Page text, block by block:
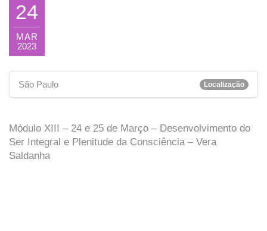
24
MAR
2023
São Paulo Localização
Módulo XIII – 24 e 25 de Março – Desenvolvimento do
Ser Integral e Plenitude da Consciência – Vera
Saldanha